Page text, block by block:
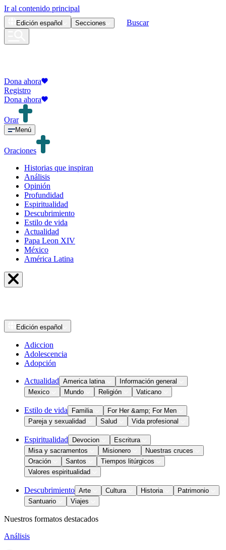
Ir al contenido principal
Edición español Secciones Buscar
Dona ahora
Registro
Dona ahora
Orar
Menú
Oraciones
Historias que inspiran
Análisis
Opinión
Profundidad
Espiritualidad
Descubrimiento
Estilo de vida
Actualidad
Papa Leon XIV
México
América Latina
Edición español
Adiccion
Adolescencia
Adopción
Actualidad America latina
Información general
Mexico
Mundo Religión Vaticano
Estilo de vida Familia
For Her &amp; For Men
Pareja y sexualidad
Salud Vida profesional
Espiritualidad Devocion
Escritura
Misa y sacramentos
Misionero
Nuestras cruces
Oración
Santos
Tiempos litúrgicos
Valores espiritualidad
Descubrimiento Arte Cultura Historia
Patrimonio
Santuario
Viajes
Nuestros formatos destacados
Análisis